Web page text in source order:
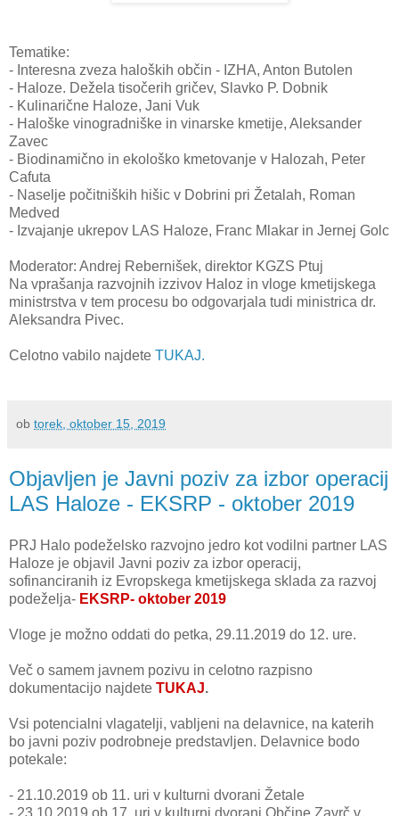
Tematike:
- Interesna zveza haloških občin - IZHA, Anton Butolen
- Haloze. Dežela tisočerih gričev, Slavko P. Dobnik
- Kulinarične Haloze, Jani Vuk
- Haloške vinogradniške in vinarske kmetije, Aleksander
Zavec
- Biodinamično in ekološko kmetovanje v Halozah, Peter
Cafuta
- Naselje počitniških hišic v Dobrini pri Žetalah, Roman
Medved
- Izvajanje ukrepov LAS Haloze, Franc Mlakar in Jernej Golc
Moderator: Andrej Rebernišek, direktor KGZS Ptuj
Na vprašanja razvojnih izzivov Haloz in vloge kmetijskega
ministrstva v tem procesu bo odgovarjala tudi ministrica dr.
Aleksandra Pivec.
Celotno vabilo najdete TUKAJ.
ob torek, oktober 15, 2019
Objavljen je Javni poziv za izbor operacij
LAS Haloze - EKSRP - oktober 2019
PRJ Halo podeželsko razvojno jedro kot vodilni partner LAS
Haloze je objavil Javni poziv za izbor operacij,
sofinanciranih iz Evropskega kmetijskega sklada za razvoj
podeželja- EKSRP- oktober 2019
Vloge je možno oddati do petka, 29.11.2019 do 12. ure.
Več o samem javnem pozivu in celotno razpisno
dokumentacijo najdete TUKAJ.
Vsi potencialni vlagatelji, vabljeni na delavnice, na katerih
bo javni poziv podrobneje predstavljen. Delavnice bodo
potekale:
- 21.10.2019 ob 11. uri v kulturni dvorani Žetale